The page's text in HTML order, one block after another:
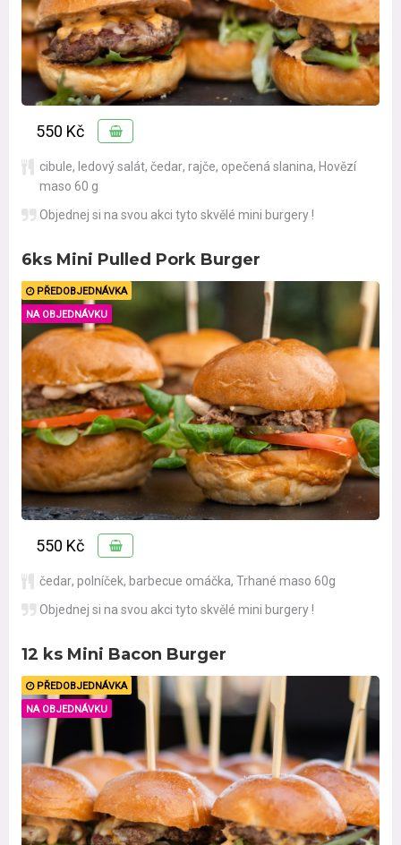
550 Kč
cibule, ledový salát, čedar, rajče, opečená slanina, Hovězí
maso 60 g
Objednej si na svou akci tyto skvělé mini burgery !
6ks Mini Pulled Pork Burger
PŘEDOBJEDNÁVKA
NA OBJEDNÁVKU
550 Kč
čedar, polníček, barbecue omáčka, Trhané maso 60g
Objednej si na svou akci tyto skvělé mini burgery !
12 ks Mini Bacon Burger
PŘEDOBJEDNÁVKA
NA OBJEDNÁVKU